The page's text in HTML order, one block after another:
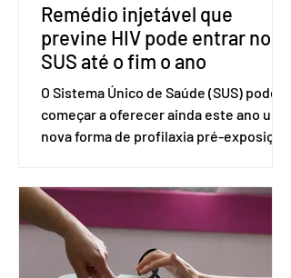
Remédio injetável que
previne HIV pode entrar no
SUS até o fim o ano
O Sistema Único de Saúde (SUS) pode
começar a oferecer ainda este ano uma
nova forma de profilaxia pré-exposição
medicamento carbotegravir, que
impede a replicação do vírus de forma
prolongada e pode ser tomado a cada
dois meses. O pedido de inclusão vai